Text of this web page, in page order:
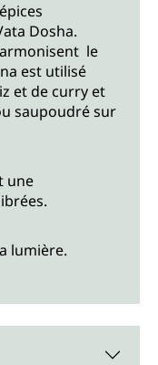
Dosha.
le
est utilisé
et de curry et
saupoudré sur
une
lumière.